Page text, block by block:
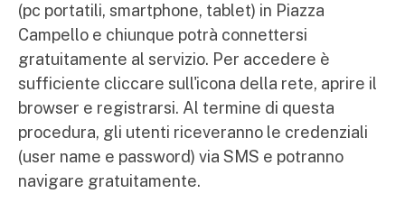
(pc portatili, smartphone, tablet) in Piazza
Campello e chiunque potrà connettersi
gratuitamente al servizio. Per accedere è
sufficiente cliccare sull'icona della rete, aprire il
browser e registrarsi. Al termine di questa
procedura, gli utenti riceveranno le credenziali
(user name e password) via SMS e potranno
navigare gratuitamente.